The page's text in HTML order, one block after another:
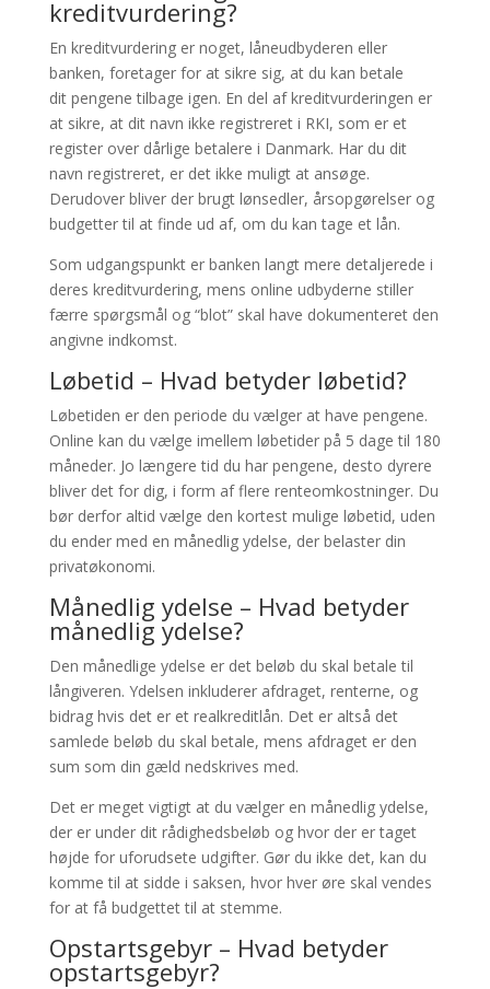
kreditvurdering?
En kreditvurdering er noget, låneudbyderen eller
banken, foretager for at sikre sig, at du kan betale
dit pengene tilbage igen. En del af kreditvurderingen er
at sikre, at dit navn ikke registreret i RKI, som er et
register over dårlige betalere i Danmark. Har du dit
navn registreret, er det ikke muligt at ansøge.
Derudover bliver der brugt lønsedler, årsopgørelser og
budgetter til at finde ud af, om du kan tage et lån.
Som udgangspunkt er banken langt mere detaljerede i
deres kreditvurdering, mens online udbyderne stiller
færre spørgsmål og “blot” skal have dokumenteret den
angivne indkomst.
Løbetid – Hvad betyder løbetid?
Løbetiden er den periode du vælger at have pengene.
Online kan du vælge imellem løbetider på 5 dage til 180
måneder. Jo længere tid du har pengene, desto dyrere
bliver det for dig, i form af flere renteomkostninger. Du
bør derfor altid vælge den kortest mulige løbetid, uden
du ender med en månedlig ydelse, der belaster din
privatøkonomi.
Månedlig ydelse – Hvad betyder
månedlig ydelse?
Den månedlige ydelse er det beløb du skal betale til
långiveren. Ydelsen inkluderer afdraget, renterne, og
bidrag hvis det er et realkreditlån. Det er altså det
samlede beløb du skal betale, mens afdraget er den
sum som din gæld nedskrives med.
Det er meget vigtigt at du vælger en månedlig ydelse,
der er under dit rådighedsbeløb og hvor der er taget
højde for uforudsete udgifter. Gør du ikke det, kan du
komme til at sidde i saksen, hvor hver øre skal vendes
for at få budgettet til at stemme.
Opstartsgebyr – Hvad betyder
opstartsgebyr?